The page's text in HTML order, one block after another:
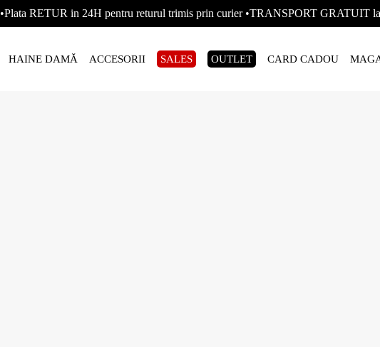
•Plata RETUR in 24H pentru returul trimis prin curier •TRANSPORT GRATUIT
HAINE DAMĂ ACCESORII SALES OUTLET CARD CADOU